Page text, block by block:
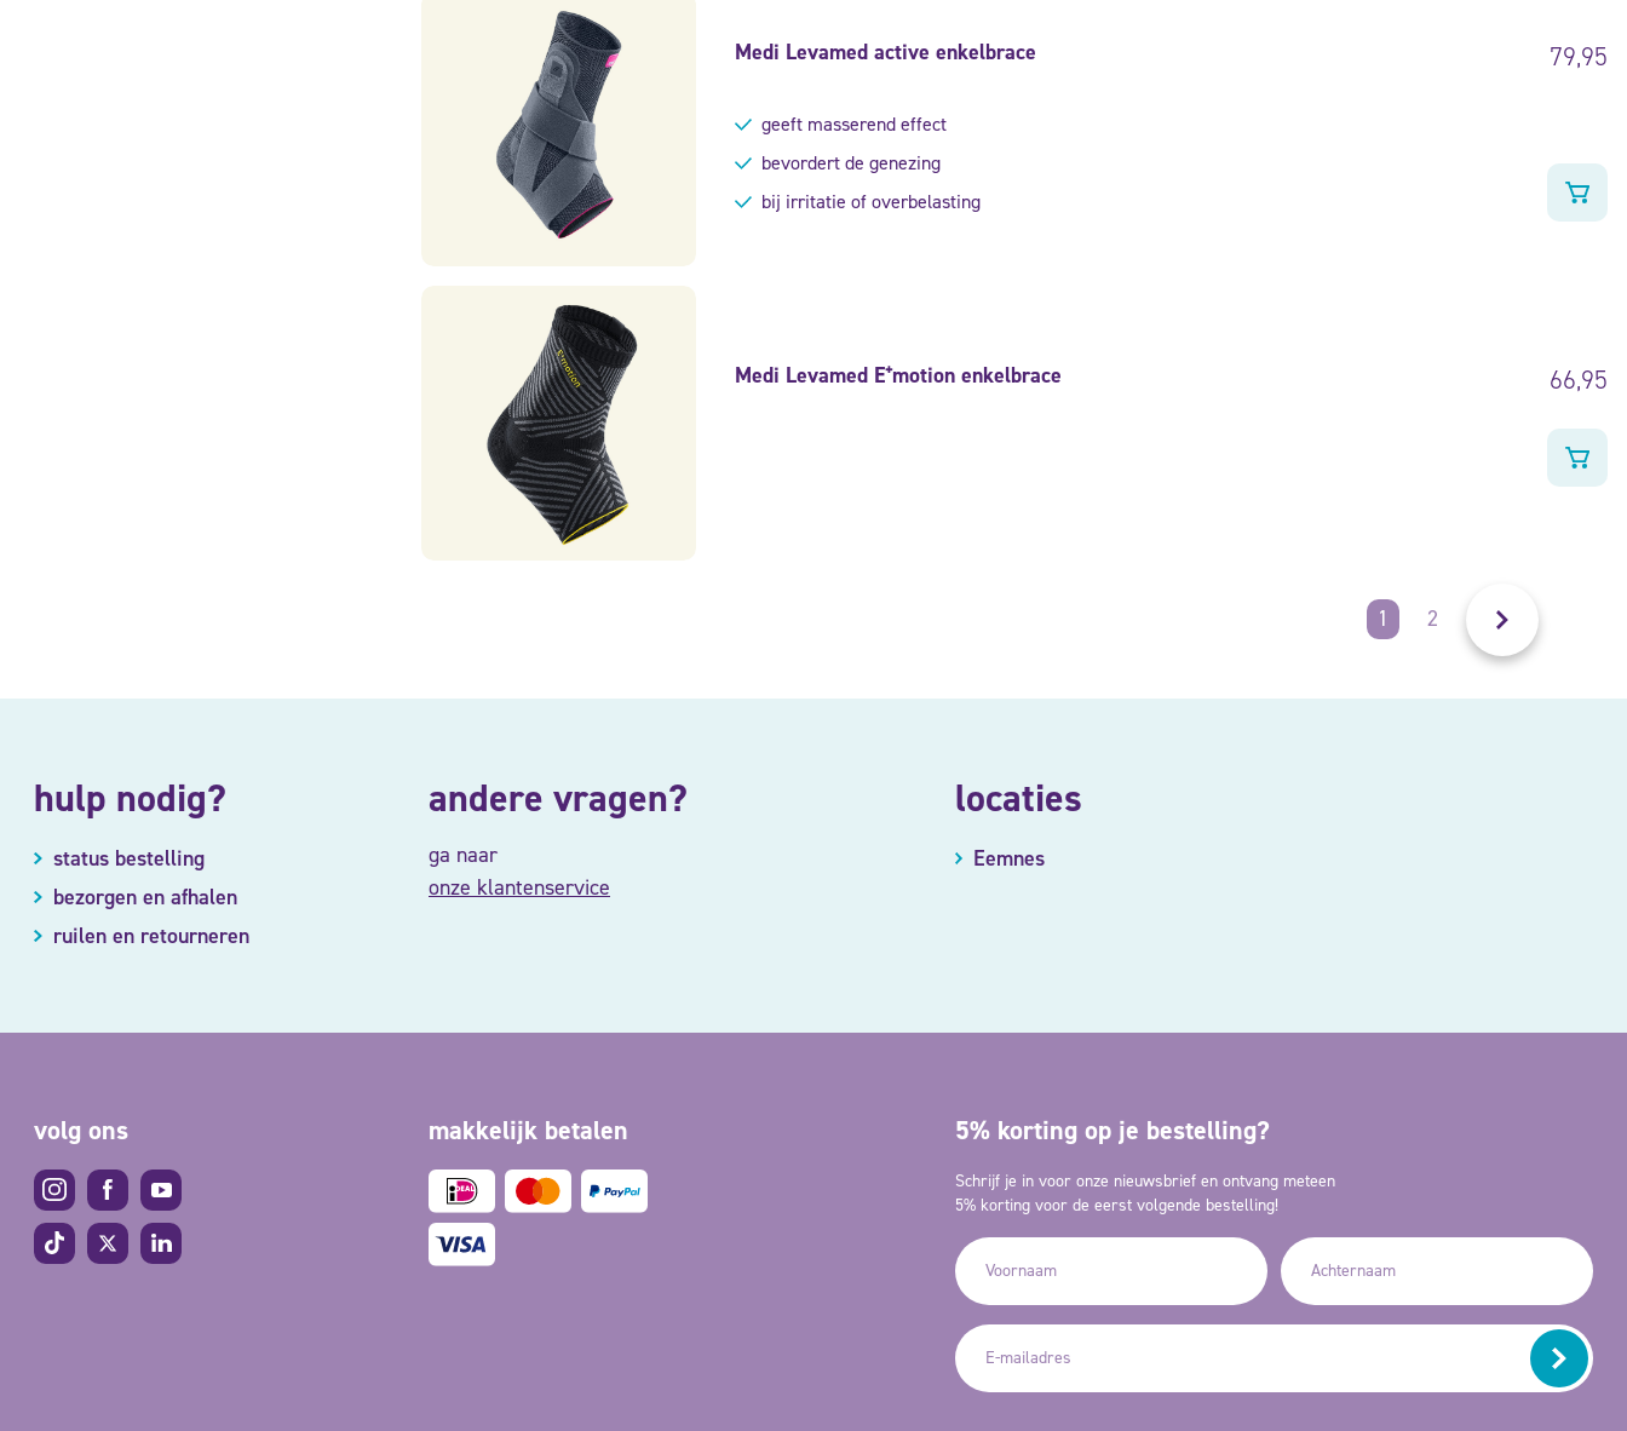
Medi Levamed active enkelbrace 79,95
geeft masserend effect
bevordert de genezing
bij irritatie of overbelasting
Medi Levamed E⁺motion enkelbrace 66,95
1 2
hulp nodig?
status bestelling
bezorgen en afhalen
ruilen en retourneren
andere vragen?
ga naar
onze klantenservice
locaties
Eemnes
volg ons makkelijk betalen 5% korting op je bestelling?
Schrijf je in voor onze nieuwsbrief en ontvang meteen
5% korting voor de eerst volgende bestelling!